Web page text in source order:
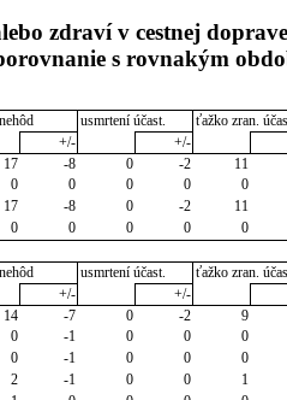
zdraví v cestnej
s rovnakým
usmrtení účast. ťažko zran.
+/-
+/-
17 -8 0 -2 11
0 0 0 0 0
17 -8 0 -2 11
0 0 0 0 0
usmrtení účast. ťažko zran.
+/-
+/-
14 -7 0 -2 9
0 -1 0 0 0
0 -1 0 0 0
2 -1 0 0 1